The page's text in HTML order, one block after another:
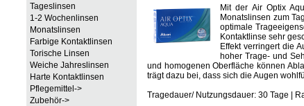
Tageslinsen
1-2 Wochenlinsen
Monatslinsen
Farbige Kontaktlinsen
Torische Linsen
Weiche Jahreslinsen
Harte Kontaktlinsen
Pflegemittel->
Zubehör->
Mit der Air Optix
Monatslinsen zum
optimale
Kontaktlinse sehr
Effekt verringert die
hoher Trage- und
und homogenen Oberfläche können
trägt dazu bei, dass sich die Augen
Tragedauer/ Nutzungsdauer: 30 Tage |